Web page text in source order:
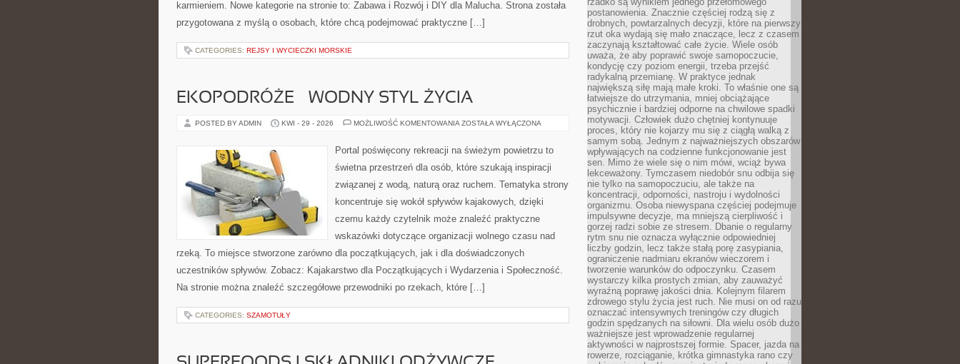
karmieniem. Nowe kategorie na stronie to: Zabawa i Rozwój i DIY dla Malucha. Strona została
przygotowana z myślą o osobach, które chcą podejmować praktyczne […]
CATEGORIES: REJSY I WYCIECZKI MORSKIE
EKOPODRÓŻE – WODNY STYL ŻYCIA
POSTED BY ADMIN KWI - 29 - 2026 MOŻLIWOŚĆ KOMENTOWANIA EKOPODRÓŻE
STYL
ŻYCIA
ZOSTAŁA WYŁĄCZONA
Portal poświęcony rekreacji na świeżym powietrzu to
świetna przestrzeń dla osób, które szukają inspiracji
związanej z wodą, naturą oraz ruchem. Tematyka strony
koncentruje się wokół spływów kajakowych, dzięki
czemu każdy czytelnik może znaleźć praktyczne
wskazówki dotyczące organizacji wolnego czasu nad
rzeką. To miejsce stworzone zarówno dla początkujących, jak i dla doświadczonych
uczestników spływów. Zobacz: Kajakarstwo dla Początkujących i Wydarzenia i Społeczność.
Na stronie można znaleźć szczegółowe przewodniki po rzekach, które […]
CATEGORIES: SZAMOTUŁY
postanowienia. Znacznie częściej rodzą się z
drobnych, powtarzalnych decyzji, które na pierwszy
rzut oka wydają się mało znaczące, lecz z czasem
zaczynają kształtować całe życie. Wiele osób
uważa, że aby poprawić swoje samopoczucie,
kondycję czy poziom energii, trzeba przejść
radykalną przemianę. W praktyce jednak
największą siłę mają małe kroki. To właśnie one są
łatwiejsze do utrzymania, mniej obciążające
psychicznie i bardziej odporne na chwilowe spadki
motywacji. Człowiek dużo chętniej kontynuuje
proces, który nie kojarzy mu się z ciągłą walką z
samym sobą. Jednym z najważniejszych obszarów
wpływających na codzienne funkcjonowanie jest
sen. Mimo że wiele się o nim mówi, wciąż bywa
lekceważony. Tymczasem niedobór snu odbija się
nie tylko na samopoczuciu, ale także na
koncentracji, odporności, nastroju i wydolności
organizmu. Osoba niewyspana częściej podejmuje
impulsywne decyzje, ma mniejszą cierpliwość i
gorzej radzi sobie ze stresem. Dbanie o regularny
rytm snu nie oznacza wyłącznie odpowiedniej
liczby godzin, lecz także stałą porę zasypiania,
ograniczenie nadmiaru ekranów wieczorem i
tworzenie warunków do odpoczynku. Czasem
wystarczy kilka prostych zmian, aby zauważyć
wyraźną poprawę jakości dnia. Kolejnym filarem
zdrowego stylu życia jest ruch. Nie musi on od razu
oznaczać intensywnych treningów czy długich
godzin spędzanych na siłowni. Dla wielu osób dużo
ważniejsze jest wprowadzenie regularnej
aktywności w najprostszej formie. Spacer, jazda na
rowerze, rozciąganie, krótka gimnastyka rano czy